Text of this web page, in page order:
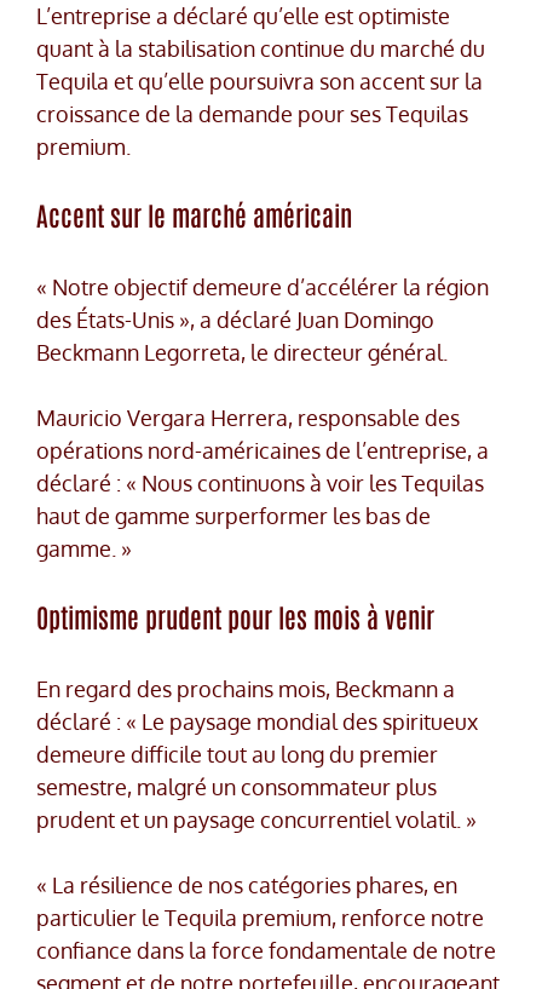
L’entreprise a déclaré qu’elle est optimiste
quant à la stabilisation continue du marché du
Tequila et qu’elle poursuivra son accent sur la
croissance de la demande pour ses Tequilas
premium.
Accent sur le marché américain
« Notre objectif demeure d’accélérer la région
des États-Unis », a déclaré Juan Domingo
Beckmann Legorreta, le directeur général.
Mauricio Vergara Herrera, responsable des
opérations nord-américaines de l’entreprise, a
déclaré : « Nous continuons à voir les Tequilas
haut de gamme surperformer les bas de
gamme. »
Optimisme prudent pour les mois à venir
En regard des prochains mois, Beckmann a
déclaré : « Le paysage mondial des spiritueux
demeure difficile tout au long du premier
semestre, malgré un consommateur plus
prudent et un paysage concurrentiel volatil. »
« La résilience de nos catégories phares, en
particulier le Tequila premium, renforce notre
confiance dans la force fondamentale de notre
segment et de notre portefeuille, encourageant